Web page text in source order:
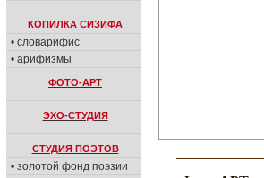
КОПИЛКА СИЗИФА
• словарифис
• арифизмы
ФОТО-АРТ
ЭХО-СТУДИЯ
СТУДИЯ ПОЭТОВ
• золотой фонд поэзии